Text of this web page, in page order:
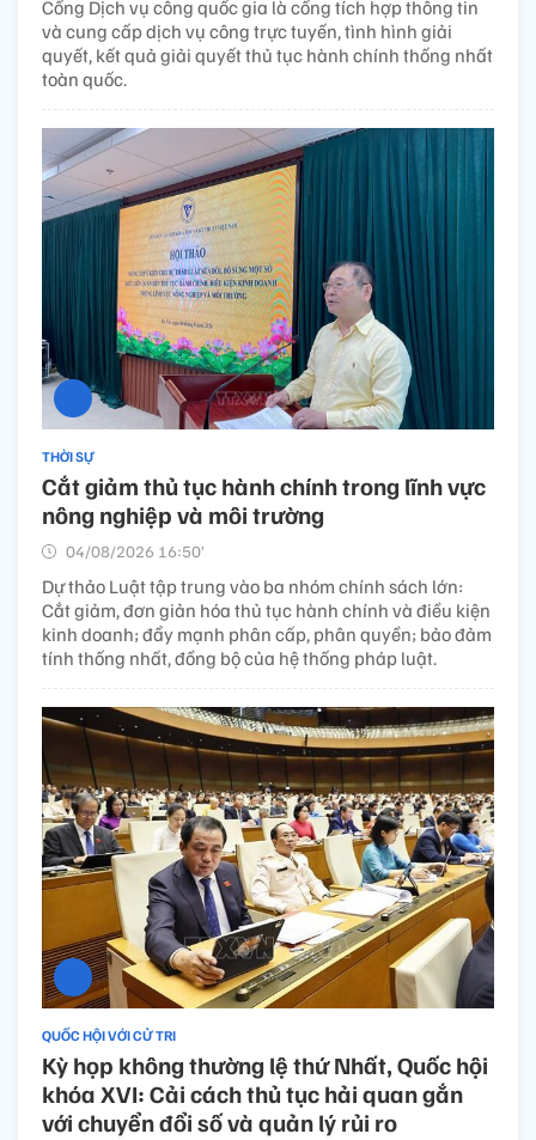
Cổng Dịch vụ công quốc gia là cổng tích hợp thông tin
và cung cấp dịch vụ công trực tuyến, tình hình giải
quyết, kết quả giải quyết thủ tục hành chính thống nhất
toàn quốc.
THỜI SỰ
Cắt giảm thủ tục hành chính trong lĩnh vực
nông nghiệp và môi trường
04/08/2026 16:50’
Dự thảo Luật tập trung vào ba nhóm chính sách lớn:
Cắt giảm, đơn giản hóa thủ tục hành chính và điều kiện
kinh doanh; đẩy mạnh phân cấp, phân quyền; bảo đảm
tính thống nhất, đồng bộ của hệ thống pháp luật.
QUỐC HỘI VỚI CỬ TRI
Kỳ họp không thường lệ thứ Nhất, Quốc hội
khóa XVI: Cải cách thủ tục hải quan gắn
với chuyển đổi số và quản lý rủi ro